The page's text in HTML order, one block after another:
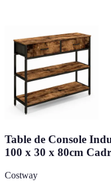
Table de Console
100 x 30 x 80cm
Costway